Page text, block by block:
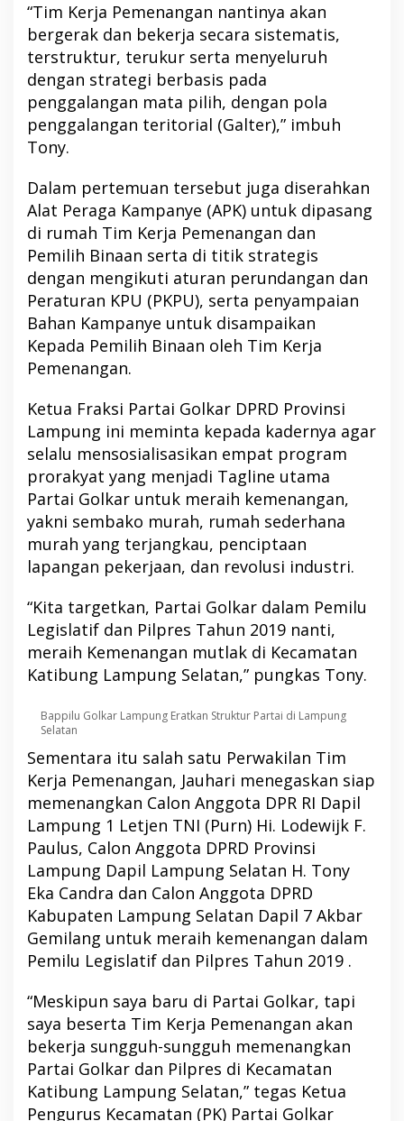
“Tim Kerja Pemenangan nantinya akan
bergerak dan bekerja secara sistematis,
terstruktur, terukur serta menyeluruh
dengan strategi berbasis pada
penggalangan mata pilih, dengan pola
penggalangan teritorial (Galter),” imbuh
Tony.
Dalam pertemuan tersebut juga diserahkan
Alat Peraga Kampanye (APK) untuk dipasang
di rumah Tim Kerja Pemenangan dan
Pemilih Binaan serta di titik strategis
dengan mengikuti aturan perundangan dan
Peraturan KPU (PKPU), serta penyampaian
Bahan Kampanye untuk disampaikan
Kepada Pemilih Binaan oleh Tim Kerja
Pemenangan.
Ketua Fraksi Partai Golkar DPRD Provinsi
Lampung ini meminta kepada kadernya agar
selalu mensosialisasikan empat program
prorakyat yang menjadi Tagline utama
Partai Golkar untuk meraih kemenangan,
yakni sembako murah, rumah sederhana
murah yang terjangkau, penciptaan
lapangan pekerjaan, dan revolusi industri.
“Kita targetkan, Partai Golkar dalam Pemilu
Legislatif dan Pilpres Tahun 2019 nanti,
meraih Kemenangan mutlak di Kecamatan
Katibung Lampung Selatan,” pungkas Tony.
Bappilu Golkar Lampung Eratkan Struktur Partai di Lampung
Selatan
Sementara itu salah satu Perwakilan Tim
Kerja Pemenangan, Jauhari menegaskan siap
memenangkan Calon Anggota DPR RI Dapil
Lampung 1 Letjen TNI (Purn) Hi. Lodewijk F.
Paulus, Calon Anggota DPRD Provinsi
Lampung Dapil Lampung Selatan H. Tony
Eka Candra dan Calon Anggota DPRD
Kabupaten Lampung Selatan Dapil 7 Akbar
Gemilang untuk meraih kemenangan dalam
Pemilu Legislatif dan Pilpres Tahun 2019 .
“Meskipun saya baru di Partai Golkar, tapi
saya beserta Tim Kerja Pemenangan akan
bekerja sungguh-sungguh memenangkan
Partai Golkar dan Pilpres di Kecamatan
Katibung Lampung Selatan,” tegas Ketua
Pengurus Kecamatan (PK) Partai Golkar